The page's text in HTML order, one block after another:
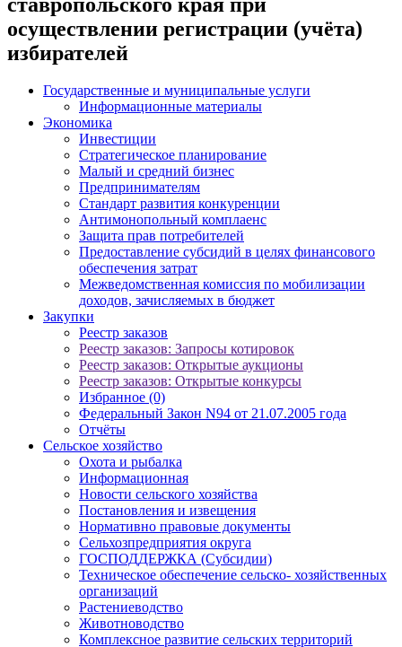
осуществлении регистрации (учёта)
избирателей
Государственные и муниципальные услуги
Информационные материалы
Экономика
Инвестиции
Стратегическое планирование
Малый и средний бизнес
Предпринимателям
Стандарт развития конкуренции
Антимонопольный комплаенс
Защита прав потребителей
Предоставление субсидий в целях финансового
обеспечения затрат
Межведомственная комиссия по мобилизации
доходов, зачисляемых в бюджет
Закупки
Реестр заказов
Реестр заказов: Запросы котировок
Реестр заказов: Открытые аукционы
Реестр заказов: Открытые конкурсы
Избранное (0)
Федеральный Закон N94 от 21.07.2005 года
Отчёты
Сельское хозяйство
Охота и рыбалка
Информационная
Новости сельского хозяйства
Постановления и извещения
Нормативно правовые документы
Сельхозпредприятия округа
ГОСПОДДЕРЖКА (Субсидии)
Техническое обеспечение сельско- хозяйственных
организаций
Растениеводство
Животноводство
Комплексное развитие сельских территорий